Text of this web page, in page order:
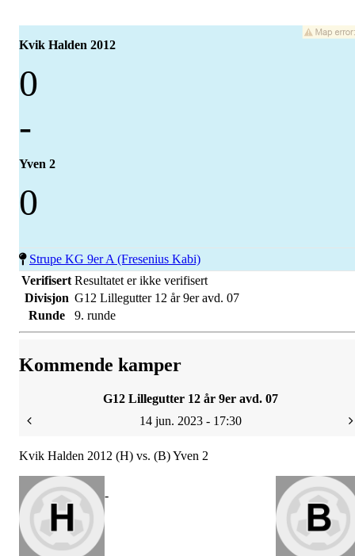
Kvik Halden 2012
0
-
Yven 2
0
Strupe KG 9er A (Fresenius Kabi)
Verifisert Resultatet er ikke verifisert
Divisjon G12 Lillegutter 12 år 9er avd. 07
Runde
9. runde
Kommende kamper
G12 Lillegutter 12 år 9er avd. 07
14 jun. 2023 - 17:30
Kvik Halden 2012 (H) vs. (B) Yven 2
-